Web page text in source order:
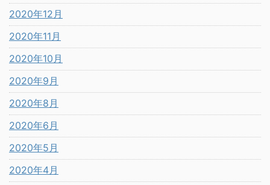
2020年12月
2020年11月
2020年10月
2020年9月
2020年8月
2020年6月
2020年5月
2020年4月